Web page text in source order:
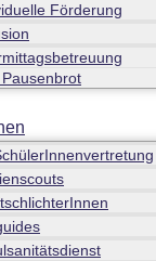
Förderung